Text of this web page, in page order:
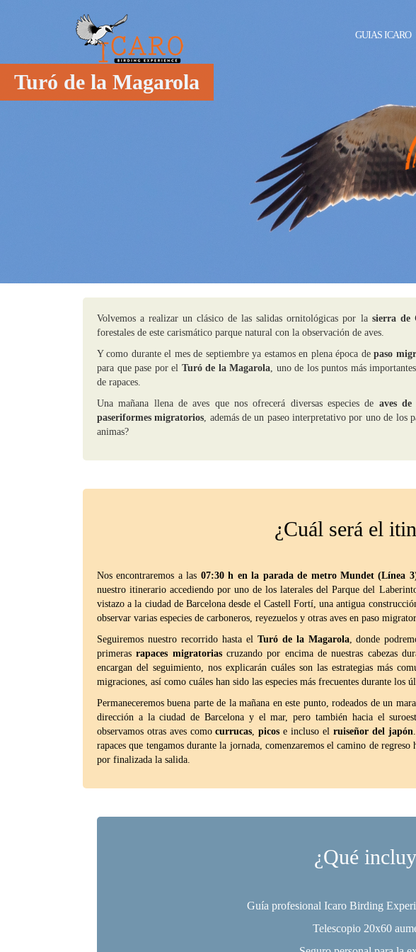
GUIAS ICARO
Turó de la Magarola
Volvemos a realizar un clásico de las salidas ornitológicas por la sierra de
forestales de este carismático parque natural con la observación de aves.
Y como durante el mes de septiembre ya estamos en plena época depaso
para que pase por el Turó de la Magarola, uno de los puntos más
de rapaces.
Una mañana llena de aves que nos ofrecerá diversas especies de aves
paseriformes migratorios, además de un paseo interpretativo por uno de los
animas?
¿Cuál será el
Nos encontraremos a las 07:30 h en la parada de metro Mundet (Línea
nuestro itinerario accediendo por uno de los laterales del Parque del
vistazo a la ciudad de Barcelona desde el Castell Fortí, una antigua
observar varias especies de carboneros, reyezuelos y otras aves en paso
Seguiremos nuestro recorrido hasta el Turó de la Magarola, donde
primerasrapaces migratoriascruzando por encima de nuestras cabezas
encargan del seguimiento, nos explicarán cuáles son las estrategias más
migraciones, así como cuáles han sido las especies más frecuentes durante los
Permaneceremos buena parte de la mañana en este punto, rodeados de un
dirección a la ciudad de Barcelona y el mar, pero también hacia el
observamos otras aves comocurrucas,picos e incluso el ruiseñor del japón
rapaces que tengamos durante la jornada, comenzaremos el camino de
por finalizada la salida.
¿Qué
Guía profesional Icaro Birding
Telescopio 20x60